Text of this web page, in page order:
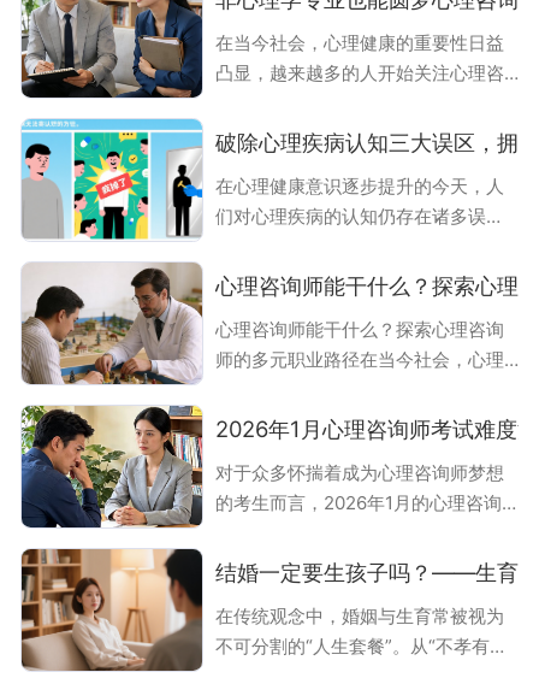
在当今社会，心理健康的重要性日益
凸显，越来越多的人开始关注心理咨
人解决心理困扰、促进心理健康的神
业发展空间。不少非心理学专业的人
士也对这一领域心生向往，心中不禁
咨询师吗？答案是肯定的，而且随着
理学专业背景的人正通过努力，成功
踏入心理咨询师的大门。接下来，本
破除心理疾病认知三大误区，拥
在心理健康意识逐步提升的今天，人
们对心理疾病的认知仍存在诸多误
有效治疗，更可能加重病情。以下三
清。误区一：心理疾病 “无药可医”许
多人认为心理疾病一旦形成，便难以
但现代医学研究表明，通过科学规范
到有效缓解或根治。以焦虑障碍为
例，作为门诊常见病症，大量患者在
心理咨询师能干什么？探索心理
心理咨询师能干什么？探索心理咨询
师的多元职业路径在当今社会，心理
这一职业也逐渐走入大众视野。许多
好奇心理咨询师究竟能干什么，有着
怎样的职业发展前景。实际上，心理
的角色，他们不仅助力个人解决心理
提升贡献力量。接下来，让我们一同
深入探索心理咨询师丰富多元的职业
2026年1月心理咨询师考试难度
对于众多怀揣着成为心理咨询师梦想
的考生而言，2026年1月的心理咨询
受关注的核心问题。从近年来考试的
量，心理咨询师考试难度相对处于较
低水平，只要考生秉持认真学习的态
结婚一定要生孩子吗？——生育
在传统观念中，婚姻与生育常被视为
不可分割的“人生套餐”。从“不孝有